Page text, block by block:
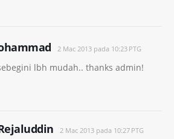
2 Mac 2013 pada 10:23 PTG
lbh mudah.. thanks admin!
2 Mac 2013 pada 10:27 PTG